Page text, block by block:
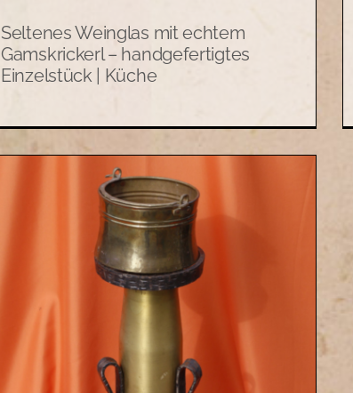
Seltenes Weinglas mit echtem
Gamskrickerl – handgefertigtes
Einzelstück | Küche